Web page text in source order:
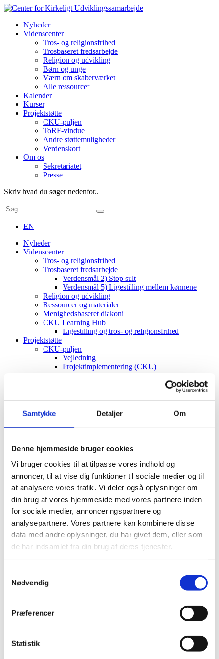
Samtykke Detaljer Om
Denne hjemmeside bruger cookies
Vi bruger cookies til at tilpasse vores indhold og
annoncer, til at vise dig funktioner til sociale medier og til
at analysere vores trafik. Vi deler også oplysninger om
din brug af vores hjemmeside med vores partnere inden
for sociale medier, annonceringspartnere og
analysepartnere. Vores partnere kan kombinere disse
data med andre oplysninger, du har givet dem, eller som
de har indsamlet fra din brug af deres tjenester.
Nødvendig
Præferencer
Statistik
Nyheder
Videnscenter
Tros- og religionsfrihed
Trosbaseret fredsarbejde
Religion og udvikling
Børn og unge
Værn om skaberværket
Alle ressourcer
Kalender
Kurser
Projektstøtte
CKU-puljen
ToRF-vindue
Andre støttemuligheder
Verdenskort
Om os
Sekretariatet
Presse
Skriv hvad du søger nedenfor..
EN
Nyheder
Videnscenter
Tros- og religionsfrihed
Trosbaseret fredsarbejde
Verdensmål 2) Stop sult
Verdensmål 5) Ligestilling mellem kønnene
Religion og udvikling
Ressourcer og materialer
Menighedsbaseret diakoni
CKU Learning Hub
Ligestilling og tros- og religionsfrihed
Projektstøtte
CKU-puljen
Vejledning
Projektimplementering (CKU)
ToRF-vindue
Andre støttemuligheder
Faglig rådgiving
Om os
Det diakonale arbejde
Det kristne livssyn
Forandringsteori
Udviklingssyn
Hvordan arbejder vi?
Folkelig forankring
Organisation
Bestyrelse og Bevillingsudvalg
Økonomi
Medlemmer og partnere
Sekretariatet
Se flere kontaktoplysninger
Kalender
Kurser
God Evangelical Ministries
Bevillingshaver